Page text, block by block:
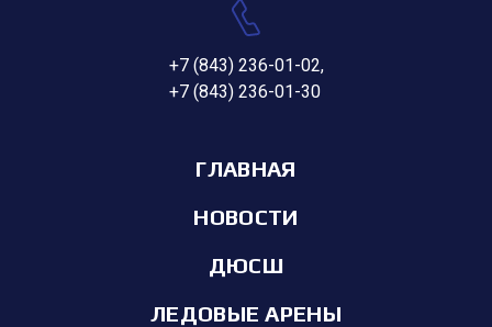
+7 (843) 236-01-02,
+7 (843) 236-01-30
ГЛАВНАЯ
НОВОСТИ
ДЮСШ
ЛЕДОВЫЕ АРЕНЫ